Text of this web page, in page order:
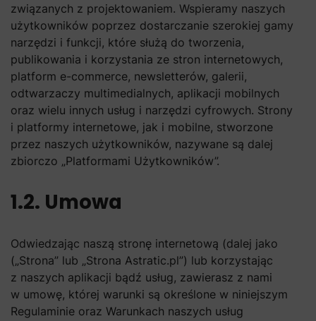
związanych z projektowaniem. Wspieramy naszych
użytkowników poprzez dostarczanie szerokiej gamy
narzędzi i funkcji, które służą do tworzenia,
publikowania i korzystania ze stron internetowych,
platform e-commerce, newsletterów, galerii,
odtwarzaczy multimedialnych, aplikacji mobilnych
oraz wielu innych usług i narzędzi cyfrowych. Strony
i platformy internetowe, jak i mobilne, stworzone
przez naszych użytkowników, nazywane są dalej
zbiorczo „Platformami Użytkowników”.
1.2. Umowa
Odwiedzając naszą stronę internetową (dalej jako
(„Strona” lub „Strona Astratic.pl”) lub korzystając
z naszych aplikacji bądź usług, zawierasz z nami
w umowę, której warunki są określone w niniejszym
Regulaminie oraz Warunkach naszych usług